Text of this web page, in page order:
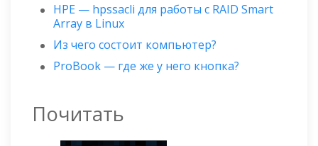
HPE — hpssacli для работы с RAID Smart
Array в Linux
Из чего состоит компьютер?
ProBook — где же у него кнопка?
Почитать